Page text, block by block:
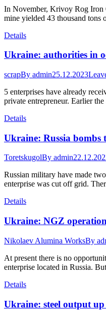
In November, Krivoy Rog Iron
mine yielded 43 thousand
Details
Ukraine: authorities in
scrapBy admin25.12.2023
5 enterprises have already
private entrepreneur. Earlier
Details
Ukraine: Russia bombs
ToretskugolBy admin
Russian military have made
enterprise was cut off grid.
Details
Ukraine: NGZ
Nikolaev Alumina WorksBy
At present there is no
enterprise located in Russia.
Details
Ukraine: steel output